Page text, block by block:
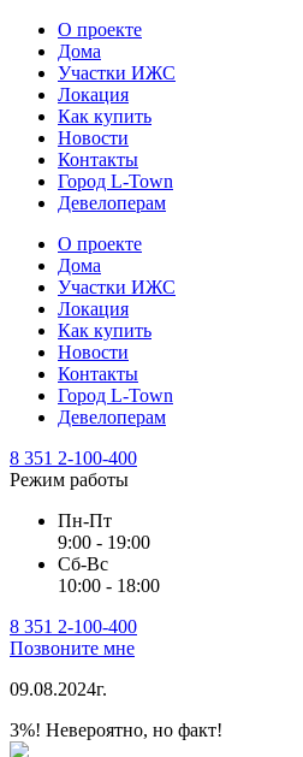
О проекте
Дома
Участки ИЖС
Локация
Как купить
Новости
Контакты
Город L-Town
Девелоперам
О проекте
Дома
Участки ИЖС
Локация
Как купить
Новости
Контакты
Город L-Town
Девелоперам
8 351 2-100-400
Режим работы
Пн-Пт
9:00 - 19:00
Сб-Вс
10:00 - 18:00
8 351 2-100-400
Позвоните мне
09.08.2024г.
3%! Невероятно, но факт!